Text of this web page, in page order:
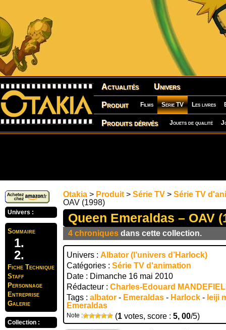
Actualités Univers
Produit Films Série TV Les livres
Produits dérivés Jouets de qualité
Univers :
Sommaire
Fiche Technique
Staff
Personnage
Entreprise
Galerie
Collection :
Otakia > Produit > Série TV > Série TV
OAV (1998)
Queen Emeraldas – OAV
4 chroniques dans cette collection.
Univers : Albator (l’univers d’Harlock)
Catégories : Série TV d'animation
Date : Dimanche 16 mai 2010
Rédacteur : Charles-Edouard
Tags : albator - Emeraldas - Harlock - leiji
Emeraldas
Note : (1 votes, score : 5, 00/5)